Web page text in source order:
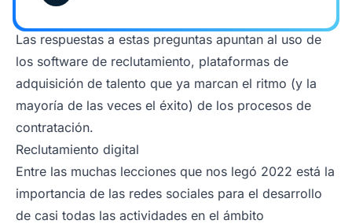
Las respuestas a estas preguntas apuntan al uso de
los software de reclutamiento, plataformas de
adquisición de talento que ya marcan el ritmo (y la
mayoría de las veces el éxito) de los procesos de
contratación.
Reclutamiento digital
Entre las muchas lecciones que nos legó 2022 está la
importancia de las redes sociales para el desarrollo
de casi todas las actividades en el ámbito